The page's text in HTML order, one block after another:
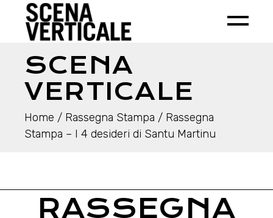
SCENA
VERTICALE
Home Rassegna Stampa
Rassegna
Stampa – I 4 desideri di Santu Martinu
RASSEGNA